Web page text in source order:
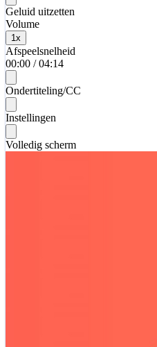
Geluid uitzetten
Volume
1x
Afspeelsnelheid
00:00 / 04:14
Ondertiteling/CC
Instellingen
Volledig scherm